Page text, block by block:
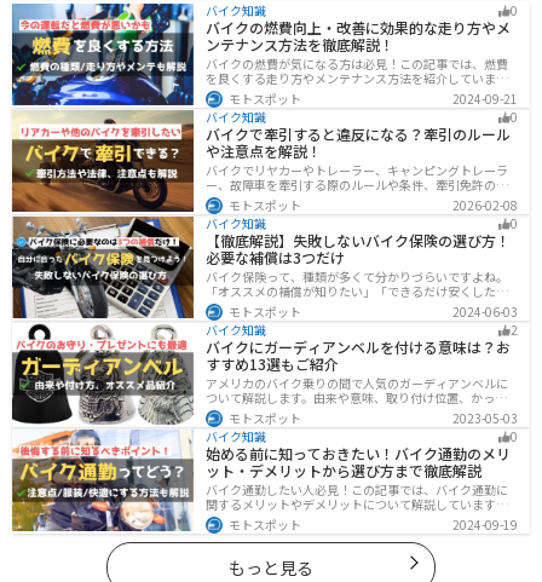
バイク知識 0
バイクの燃費向上・改善に効果的な走り方やメ
ンテナンス方法を徹底解説！
バイクの燃費が気になる方は必見！この記事では、燃費
を良くする走り方やメンテナンス方法を紹介していま
す。実は、車体そのものや荷物を軽くすることで、燃費
の向上が可能です。この記事を読めば、燃費を改善する
具体的な方法がわかります。
モトスポット
2024-09-21
バイク知識
0
バイクで牽引すると違反になる？牽引のルール
や注意点を解説！
バイクでリヤカーやトレーラー、キャンピングトレーラ
ー、故障車を牽引する際のルールや条件、牽引免許の有
無、速度制限、必要な装備をわかりやすく解説。メリッ
ト・デメリットや注意点も紹介し、安全にバイクの積載
力をアップする方法をまとめました。
モトスポット
2026-02-08
バイク知識
0
【徹底解説】失敗しないバイク保険の選び方！
必要な補償は3つだけ
バイク保険って、種類が多くて分かりづらいですよね。
「オススメの補償が知りたい」「できるだけ安くした
い」「自分に合った保険を知りたい」こういったことで
悩んでいる方向けに、バイク保険の選び方・つけるべき
補償について解説します。
モトスポット
2024-06-03
バイク知識
2
バイクにガーディアンベルを付ける意味は？お
すすめ13選もご紹介
アメリカのバイク乗りの間で人気のガーディアンベルに
ついて解説します。由来や意味、取り付け位置、かっこ
いいオススメのガーディアンベルも紹介します。自分用
のお守りとしてだけでなく、プレゼントとしても最適な
ので、気になっている人は参考にしてみてください。
モトスポット
2023-05-03
バイク知識
0
始める前に知っておきたい！バイク通勤のメリ
ット・デメリットから選び方まで徹底解説
バイク通勤したい人必見！この記事では、バイク通勤に
関するメリットやデメリットについて解説しています。
実は通勤時間を短縮できるメリットがありますが、会社
によっては許可されない場合もあるので、事前に確認が
必要です。この記事を読めばバイク通勤の始め方がわか
ります。
モトスポット 2024-09-19
もっと見る